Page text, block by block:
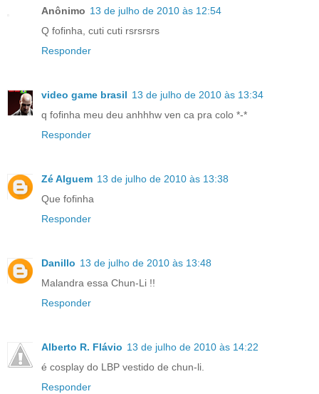
Anônimo 13 de julho de 2010 às 12:54
Q fofinha, cuti cuti rsrsrsrs
Responder
video game brasil 13 de julho de 2010 às 13:34
q fofinha meu deu anhhhw ven ca pra colo *-*
Responder
Zé Alguem 13 de julho de 2010 às 13:38
Que fofinha
Responder
Danillo 13 de julho de 2010 às 13:48
Malandra essa Chun-Li !!
Responder
Alberto R. Flávio 13 de julho de 2010 às 14:22
é cosplay do LBP vestido de chun-li.
Responder